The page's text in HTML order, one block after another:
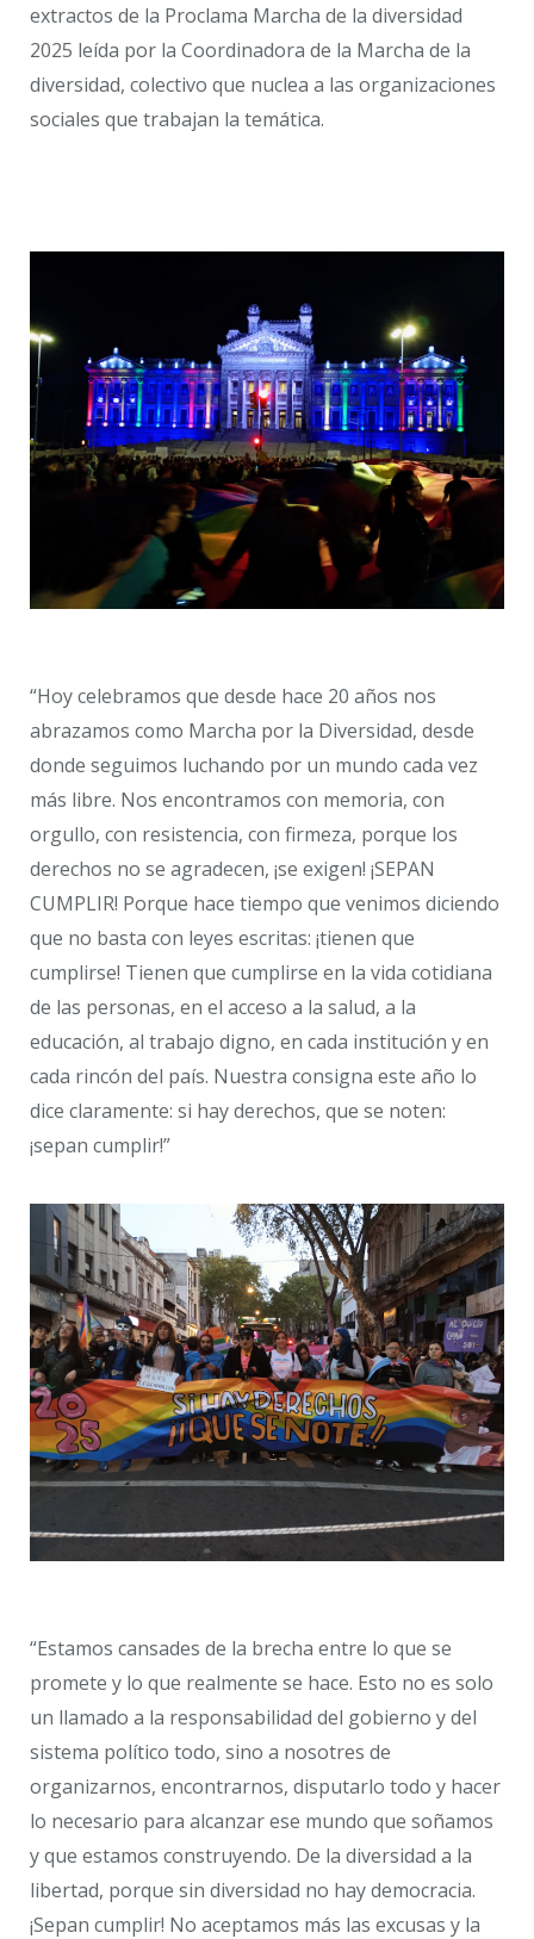
extractos de la Proclama Marcha de la diversidad
2025 leída por la Coordinadora de la Marcha de la
diversidad, colectivo que nuclea a las organizaciones
sociales que trabajan la temática.
“Hoy celebramos que desde hace 20 años nos
abrazamos como Marcha por la Diversidad, desde
donde seguimos luchando por un mundo cada vez
más libre. Nos encontramos con memoria, con
orgullo, con resistencia, con firmeza, porque los
derechos no se agradecen, ¡se exigen! ¡SEPAN
CUMPLIR! Porque hace tiempo que venimos diciendo
que no basta con leyes escritas: ¡tienen que
cumplirse! Tienen que cumplirse en la vida cotidiana
de las personas, en el acceso a la salud, a la
educación, al trabajo digno, en cada institución y en
cada rincón del país. Nuestra consigna este año lo
dice claramente: si hay derechos, que se noten:
¡sepan cumplir!”
“Estamos cansades de la brecha entre lo que se
promete y lo que realmente se hace. Esto no es solo
un llamado a la responsabilidad del gobierno y del
sistema político todo, sino a nosotres de
organizarnos, encontrarnos, disputarlo todo y hacer
lo necesario para alcanzar ese mundo que soñamos
y que estamos construyendo. De la diversidad a la
libertad, porque sin diversidad no hay democracia.
¡Sepan cumplir! No aceptamos más las excusas y la